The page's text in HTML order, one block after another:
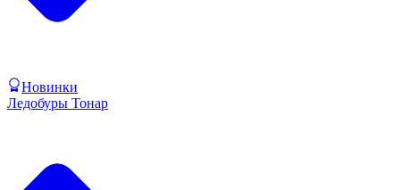
Новинки
Ледобуры Тонар